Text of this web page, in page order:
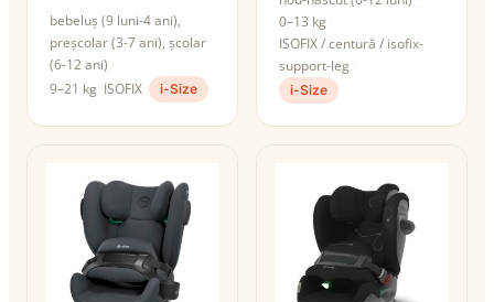
bebeluș (9 luni-4 ani),
preșcolar (3-7 ani), școlar
(6-12 ani)
9–21 kg ISOFIX i-Size
0–13 kg
ISOFIX / centură / isofix-
support-leg
i-Size